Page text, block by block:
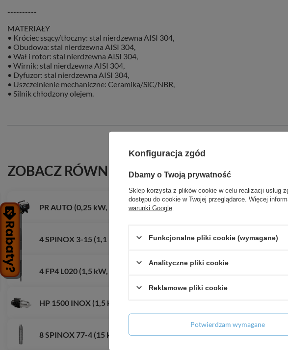
----------
MATERIAŁY
• Króciec ssący/tłoczny: stal nierdzewna AISI 304,
• Obudowa: stal nierdzewna AISI 304,
• Wał i rotor: stal nierdzewna AISI 304,
• Wirnik: stal nierdzewna AISI 304,
• Dyfuzor: stal nierdzewna AISI 304,
• Uszczelnienie mechaniczne: Ceramika/SiC/NBR,
• Silnik chłodzony olejem.
ZOBACZ RÓWNIEŻ
PR AUTO (0,25 kW, 230 V) elektryczna pompa do prób ciśnieniowych
4 SPINOX 3-15 (1,1 kW, 400 V) pompa głębinowa z silnikiem wodnym
4 FP4 L020 (1,5 kW, 230 V) pompa głębinowa
HP 1500 INOX (1,5 kW, 230 V) hydrofor 50 ITALY
8 SPINOX 77-4 (15 kW, 400 V) pompa głębinowa z 6 silnikiem IBO ITALY
Konfiguracja zgód
Dbamy o Twoją prywatność
Sklep korzysta z plików cookie w celu realizacji usług
dostępu do cookie w Twojej przeglądarce. Więcej
warunki Google
Funkcjonalne pliki cookie (wymagane)
Analityczne pliki cookie
Reklamowe pliki cookie
Potwierdzam wymagane